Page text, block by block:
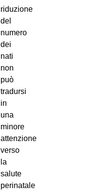
riduzione
del
numero
dei
nati
non
può
tradursi
in
una
minore
attenzione
verso
la
salute
perinatale